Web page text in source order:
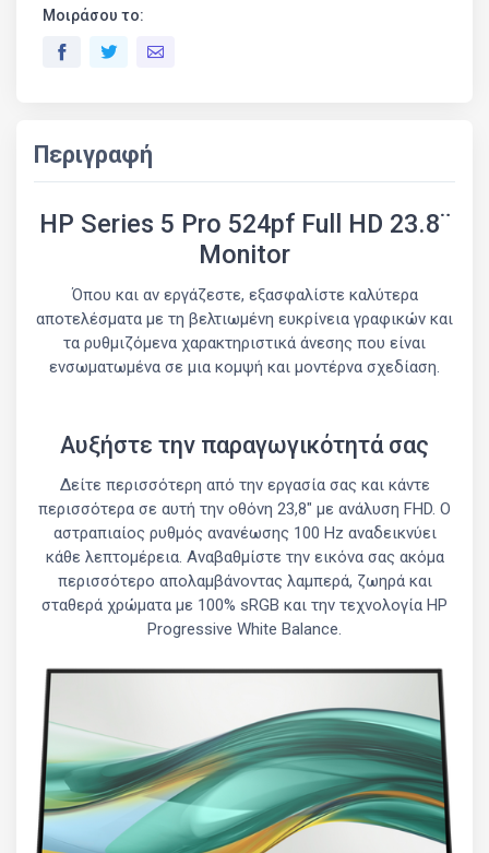
Μοιράσου το:
Περιγραφή
HP Series 5 Pro 524pf Full HD 23.8¨
Monitor
Όπου και αν εργάζεστε, εξασφαλίστε καλύτερα
αποτελέσματα με τη βελτιωμένη ευκρίνεια γραφικών και
τα ρυθμιζόμενα χαρακτηριστικά άνεσης που είναι
ενσωματωμένα σε μια κομψή και μοντέρνα σχεδίαση.
Αυξήστε την παραγωγικότητά σας
Δείτε περισσότερη από την εργασία σας και κάντε
περισσότερα σε αυτή την οθόνη 23,8" με ανάλυση FHD. Ο
αστραπιαίος ρυθμός ανανέωσης 100 Hz αναδεικνύει
κάθε λεπτομέρεια. Αναβαθμίστε την εικόνα σας ακόμα
περισσότερο απολαμβάνοντας λαμπερά, ζωηρά και
σταθερά χρώματα με 100% sRGB και την τεχνολογία HP
Progressive White Balance.